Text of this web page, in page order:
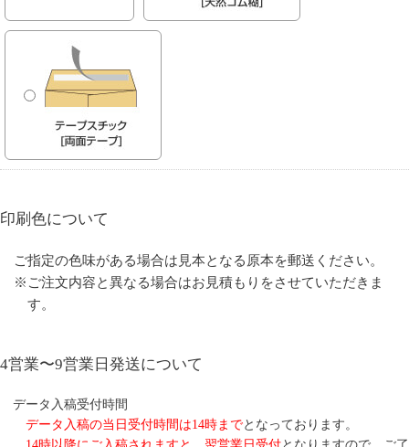
印刷色について
ご指定の色味がある場合は見本となる原本を郵送ください。
※ご注文内容と異なる場合はお見積もりをさせていただきま
す。
4営業〜9営業日発送について
データ入稿受付時間
データ入稿の当日受付時間は14時までとなっております。